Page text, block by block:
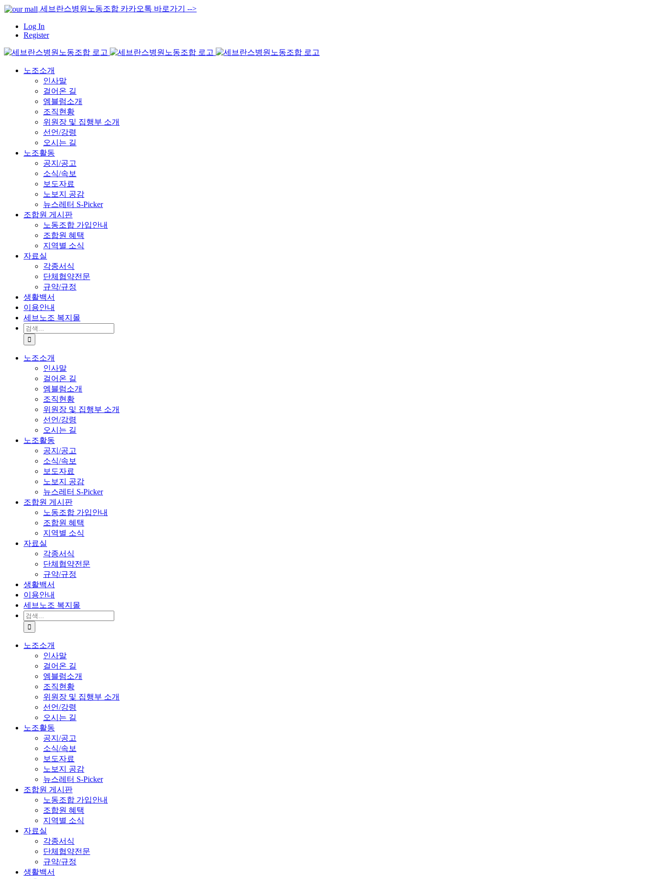
콘
건
세브란스병원노동조합 카카오톡 바로가기 -->
Log In
Register
노조소개
인사말
걸어온 길
엠블럼소개
조직현황
위원장 및 집행부 소개
선언/강령
오시는 길
노조활동
공지/공고
소식/속보
보도자료
노보지 공감
뉴스레터 S-Picker
조합원 게시판
노동조합 가입안내
조합원 혜택
지역별 소식
자료실
각종서식
단체협약전문
규약/규정
생활백서
이용안내
세브노조 복지몰
검
색:
노조소개
인사말
걸어온 길
엠블럼소개
조직현황
위원장 및 집행부 소개
선언/강령
오시는 길
노조활동
공지/공고
소식/속보
보도자료
노보지 공감
뉴스레터 S-Picker
조합원 게시판
노동조합 가입안내
조합원 혜택
지역별 소식
자료실
각종서식
단체협약전문
규약/규정
생활백서
이용안내
세브노조 복지몰
검
색:
노조소개
인사말
걸어온 길
엠블럼소개
조직현황
위원장 및 집행부 소개
선언/강령
오시는 길
노조활동
공지/공고
소식/속보
보도자료
노보지 공감
뉴스레터 S-Picker
조합원 게시판
노동조합 가입안내
조합원 혜택
지역별 소식
자료실
각종서식
단체협약전문
규약/규정
생활백서